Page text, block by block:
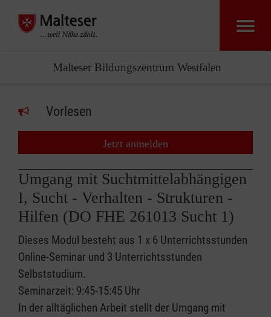
Malteser Bildungszentrum Westfalen
Vorlesen
Jetzt anmelden
Umgang mit Suchtmittelabhängigen
I, Sucht - Verhalten - Strukturen -
Hilfen (DO FHE 261013 Sucht 1)
Dieses Modul besteht aus 1 x 6 Unterrichtsstunden
Online-Seminar und 3 Unterrichtsstunden
Selbststudium.
Seminarzeit: 9:45-15:45 Uhr
In der alltäglichen Arbeit stellt der Umgang mit